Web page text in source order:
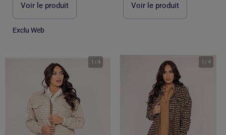
Voir le produit
Exclu Web
Voir le produit
1 /4 1 /4